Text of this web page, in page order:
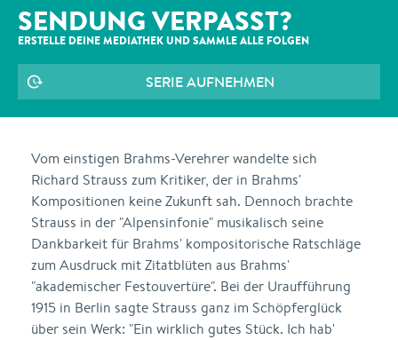
SENDUNG VERPASST?
ERSTELLE DEINE MEDIATHEK UND SAMMLE ALLE FOLGEN
SERIE AUFNEHMEN
Vom einstigen Brahms-Verehrer wandelte sich
Richard Strauss zum Kritiker, der in Brahms'
Kompositionen keine Zukunft sah. Dennoch brachte
Strauss in der "Alpensinfonie" musikalisch seine
Dankbarkeit für Brahms' kompositorische Ratschläge
zum Ausdruck mit Zitatblüten aus Brahms'
"akademischer Festouvertüre". Bei der Uraufführung
1915 in Berlin sagte Strauss ganz im Schöpferglück
über sein Werk: "Ein wirklich gutes Stück. Ich hab'